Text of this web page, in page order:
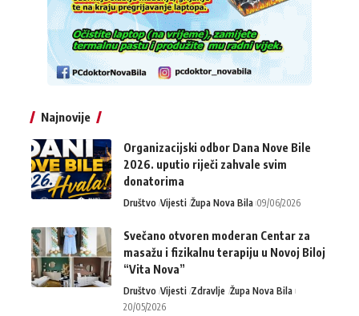
Najnovije
Organizacijski odbor Dana Nove Bile
2026. uputio riječi zahvale svim
donatorima
Društvo Vijesti Župa Nova Bila 09/06/2026
Svečano otvoren moderan Centar za
masažu i fizikalnu terapiju u Novoj Biloj
“Vita Nova”
Društvo Vijesti Zdravlje Župa Nova Bila
20/05/2026